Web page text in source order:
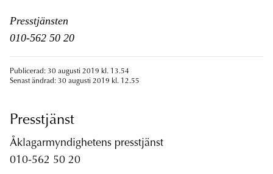
Presstjänsten
010-562 50 20
Publicerad: 30 augusti 2019 kl. 13.54
Senast ändrad: 30 augusti 2019 kl. 12.55
Presstjänst
Åklagarmyndighetens presstjänst
010-562 50 20